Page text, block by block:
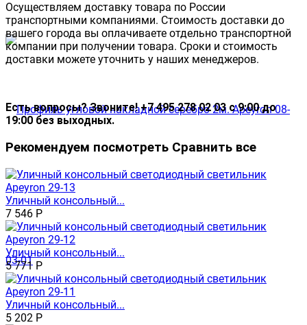
Осуществляем доставку товара по России
транспортными компаниями. Стоимость доставки до
вашего города вы оплачиваете отдельно транспортной
компании при получении товара. Сроки и стоимость
доставки можете уточнить у наших менеджеров.
Есть вопросы? Звоните! +7 495 278 02 03 с 9:00 до
19:00 без выходных.
Рекомендуем посмотреть Сравнить все
Уличный консольный...
7 546 Р
Уличный консольный...
5 771 Р
Уличный консольный...
5 202 Р